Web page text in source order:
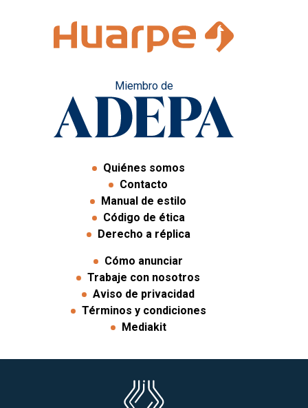
Miembro de
Quiénes somos
Contacto
Manual de estilo
Código de ética
Derecho a réplica
Cómo anunciar
Trabaje con nosotros
Aviso de privacidad
Términos y condiciones
Mediakit